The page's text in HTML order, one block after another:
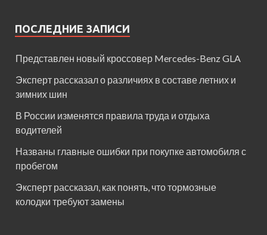
ПОСЛЕДНИЕ ЗАПИСИ
Представлен новый кроссовер Mercedes-Benz GLA
Эксперт рассказал о различиях в составе летних и
зимних шин
В России изменятся правила труда и отдыха
водителей
Названы главные ошибки при покупке автомобиля с
пробегом
Эксперт рассказал, как понять, что тормозные
колодки требуют замены